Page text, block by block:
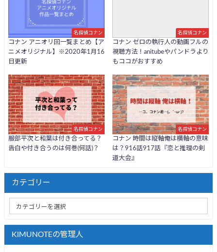
名探偵コナン
コナン アニオリ回一覧まとめ【ア
ニメオリジナル】※2020年1月16
日更新
名探偵コナン
コナン ゼロの執行人の動画フルの
視聴方法！anitubeやパンドラより
もココがおすすめ
名探偵コナン
服部平次と和葉は付き合ってる？
告白や付き合うのは何巻(何話)？
名探偵コナン
コナン 時間は縦軸俺は横軸の意味
は？916話917話『恋と推理の剣
道大会』
カテゴリー
KIMUNOTEの管理人